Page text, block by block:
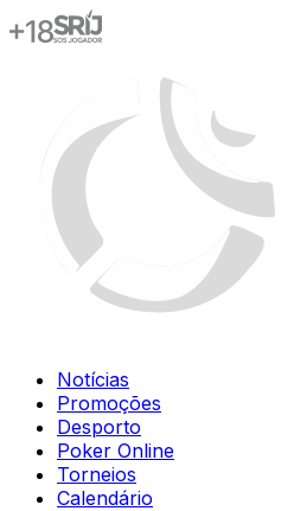
Notícias
Promoções
Desporto
Poker Online
Torneios
Calendário